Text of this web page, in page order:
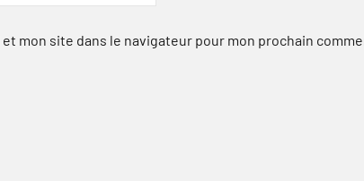
mon site dans le navigateur pour mon prochain